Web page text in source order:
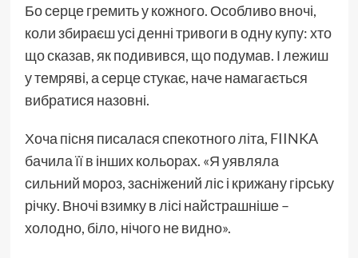
Бо серце гремить у кожного. Особливо вночі,
коли збираєш усі денні тривоги в одну купу: хто
що сказав, як подивився, що подумав. І лежиш
у темряві, а серце стукає, наче намагається
вибратися назовні.
Хоча пісня писалася спекотного літа, FIINKA
бачила її в інших кольорах. «Я уявляла
сильний мороз, засніжений ліс і крижану гірську
річку. Вночі взимку в лісі найстрашніше –
холодно, біло, нічого не видно».